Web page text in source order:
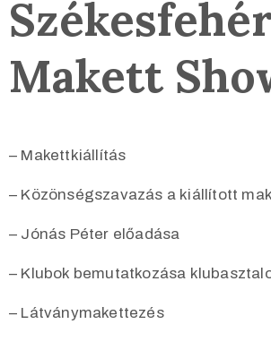
Makett
– Makettkiállítás
– Közönségszavazás a kiállított
– Jónás Péter előadása
– Klubok bemutatkozása
– Látványmakettezés